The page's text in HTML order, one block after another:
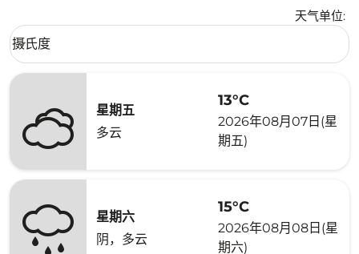
天气单位:
Weather unit option 摄氏度 Selected
摄氏度
keyboard_arrow_down
星期五
多云
13°C
2026年08月07日(星
期五)
星期六
阴，多云
15°C
2026年08月08日(星
期六)